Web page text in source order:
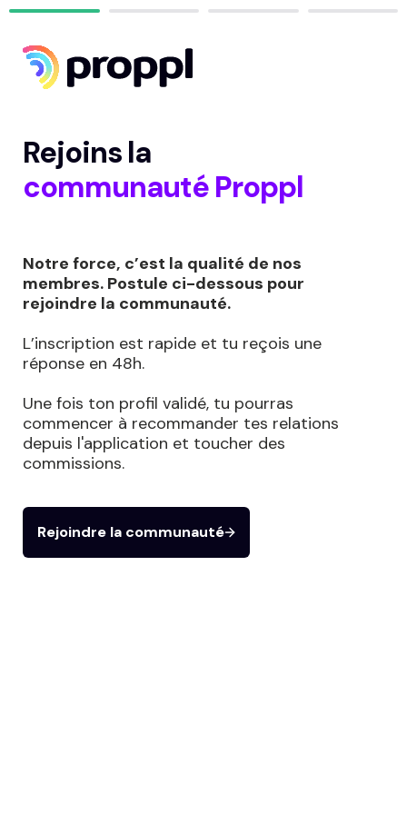
Rejoins la
communauté Proppl
Notre force, c’est la qualité de nos
membres. Postule ci-dessous pour
L’inscription est rapide et tu reçois une
réponse en 48h.
Une fois ton profil validé, tu pourras
commencer à recommander tes relations
depuis l'application et toucher des
commissions.
Rejoindre la communauté